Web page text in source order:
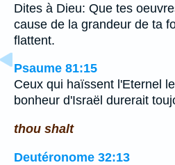
Dites à Dieu: Que tes
cause de la grandeur de ta
flattent.
Psaume 81:15
Ceux qui haïssent l'Eternel
bonheur d'Israël durerait
thou shalt
Deutéronome 32:13